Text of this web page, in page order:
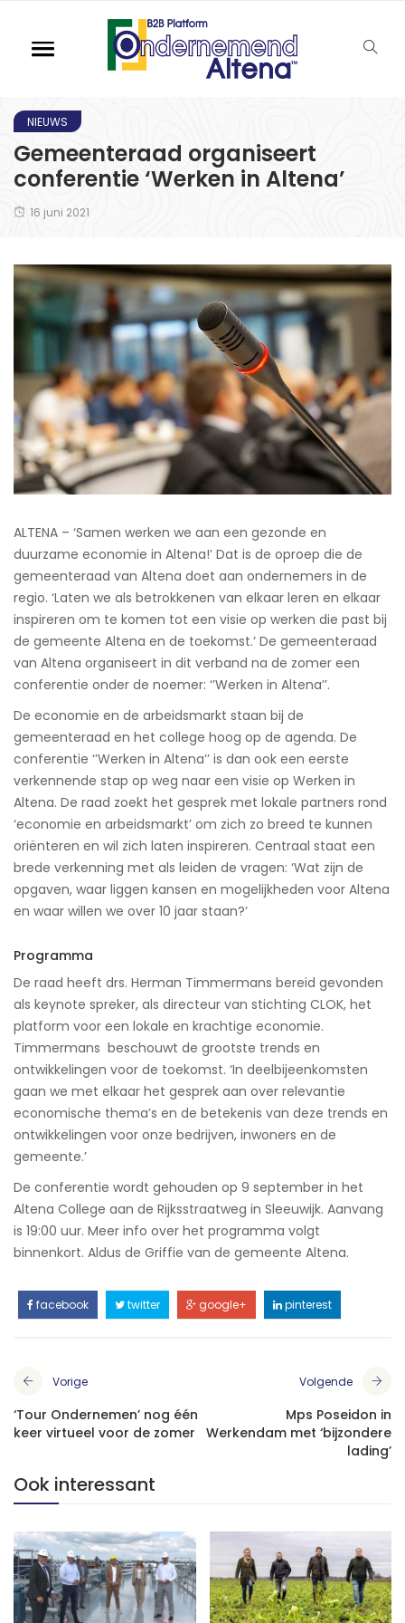
NIEUWS
Gemeenteraad organiseert
conferentie ‘Werken in Altena’
16 juni 2021
ALTENA – ‘Samen werken we aan een gezonde en
duurzame economie in Altena!’ Dat is de oproep die de
gemeenteraad van Altena doet aan ondernemers in de
regio. ‘Laten we als betrokkenen van elkaar leren en elkaar
inspireren om te komen tot een visie op werken die past bij
de gemeente Altena en de toekomst.’ De gemeenteraad
van Altena organiseert in dit verband na de zomer een
conferentie onder de noemer: ‘’Werken in Altena’’.
De economie en de arbeidsmarkt staan bij de
gemeenteraad en het college hoog op de agenda. De
conferentie ‘’Werken in Altena’’ is dan ook een eerste
verkennende stap op weg naar een visie op Werken in
Altena. De raad zoekt het gesprek met lokale partners rond
‘economie en arbeidsmarkt’ om zich zo breed te kunnen
oriënteren en wil zich laten inspireren. Centraal staat een
brede verkenning met als leiden de vragen: ‘Wat zijn de
opgaven, waar liggen kansen en mogelijkheden voor Altena
en waar willen we over 10 jaar staan?’
Programma
De raad heeft drs. Herman Timmermans bereid gevonden
als keynote spreker, als directeur van stichting CLOK, het
platform voor een lokale en krachtige economie.
Timmermans beschouwt de grootste trends en
ontwikkelingen voor de toekomst. ‘In deelbijeenkomsten
gaan we met elkaar het gesprek aan over relevantie
economische thema’s en de betekenis van deze trends en
ontwikkelingen voor onze bedrijven, inwoners en de
gemeente.’
De conferentie wordt gehouden op 9 september in het
Altena College aan de Rijksstraatweg in Sleeuwijk. Aanvang
is 19:00 uur. Meer info over het programma volgt
binnenkort. Aldus de Griffie van de gemeente Altena.
facebook twitter google+ pinterest
Vorige
‘Tour Ondernemen’ nog één
keer virtueel voor de zomer
Volgende
Mps Poseidon in
Werkendam met ‘bijzondere
lading’
Ook interessant